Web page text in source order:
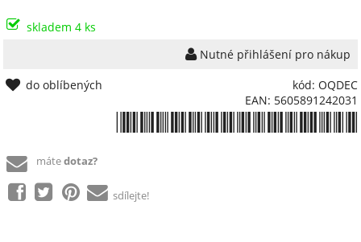
skladem 4 ks
Nutné přihlášení pro nákup
kód: OQDEC
EAN: 5605891242031
do oblíbených
mátedotaz?
sdílejte!